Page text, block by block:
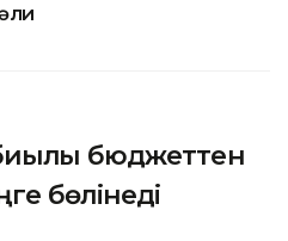
бюджеттен
бөлінеді